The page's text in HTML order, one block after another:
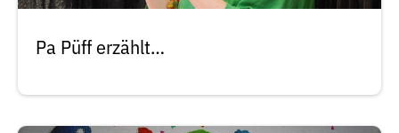
Pa Püff erzählt…